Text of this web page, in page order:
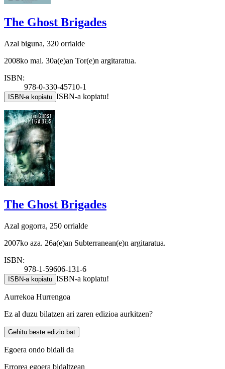
The Ghost Brigades
Azal biguna, 320 orrialde
2008ko mai. 30a(e)an Tor(e)n argitaratua.
ISBN:
978-0-330-45710-1
ISBN-a kopiatu ISBN-a kopiatu!
The Ghost Brigades
Azal gogorra, 250 orrialde
2007ko aza. 26a(e)an Subterranean(e)n argitaratua.
ISBN:
978-1-59606-131-6
ISBN-a kopiatu ISBN-a kopiatu!
Aurrekoa Hurrengoa
Ez al duzu bilatzen ari zaren edizioa aurkitzen?
Gehitu beste edizio bat
Egoera ondo bidali da
Errorea egoera bidaltzean